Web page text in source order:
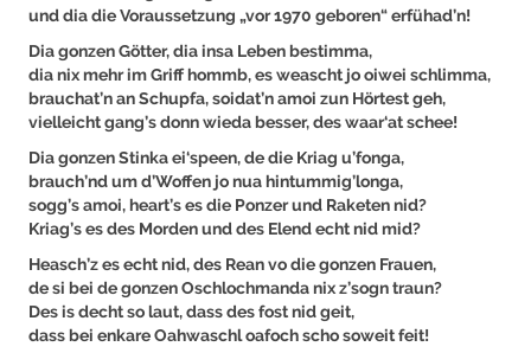
und dia die Voraussetzung „vor 1970 geboren“ erfühad’n!
Dia gonzen Götter, dia insa Leben bestimma,
dia nix mehr im Griff hommb, es weascht jo oiwei schlimma,
brauchat’n an Schupfa, soidat’n amoi zun Hörtest geh,
vielleicht gang’s donn wieda besser, des waar‘at schee!
Dia gonzen Stinka ei‘speen, de die Kriag u’fonga,
brauch’nd um d’Woffen jo nua hintummig’longa,
sogg’s amoi, heart’s es die Ponzer und Raketen nid?
Kriag’s es des Morden und des Elend echt nid mid?
Heasch’z es echt nid, des Rean vo die gonzen Frauen,
de si bei de gonzen Oschlochmanda nix z’sogn traun?
Des is decht so laut, dass des fost nid geit,
dass bei enkare Oahwaschl oafoch scho soweit feit!